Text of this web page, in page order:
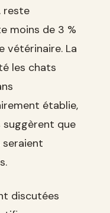
reste
moins de 3 %
vétérinaire. La
les chats
établie,
suggèrent que
seraient
discutées